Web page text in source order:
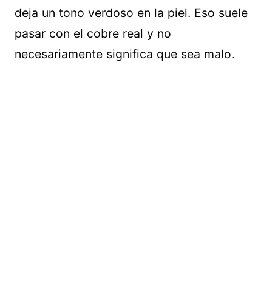
deja un tono verdoso en la piel. Eso suele
pasar con el cobre real y no
necesariamente significa que sea malo.